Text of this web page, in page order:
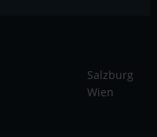
Salzburg
Wien